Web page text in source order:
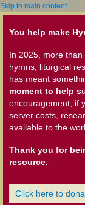
Skip to main content
You help make
In 2025, more
hymns, liturgical
has meant
moment to help
encouragement, if
server costs,
available to the
Thank you for
resource.
Click here to